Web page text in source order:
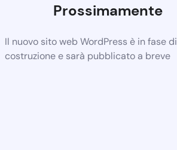
Prossimamente
Il nuovo sito web WordPress è in fase di
costruzione e sarà pubblicato a breve